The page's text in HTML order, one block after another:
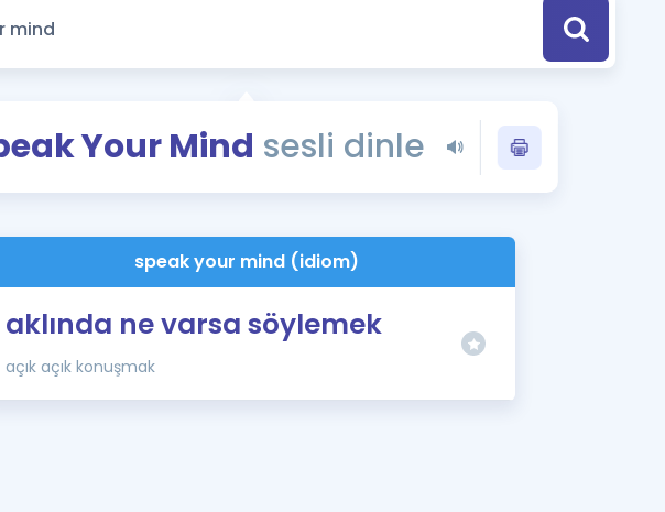
Eğitim ve Kitaplara Özel Fırsatlar
YDS - YÖKDİL Tüm Sınavlarla İlgili Haberler
İngilizce Gramer
İngilizce Gramer ve Konu Anlatımı
Your Mind sesli dinle
speak your mind (idiom)
aklında ne varsa söylemek
açık açık konuşmak